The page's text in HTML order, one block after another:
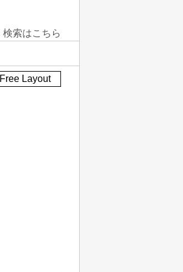
検索はこちら
Free Layout